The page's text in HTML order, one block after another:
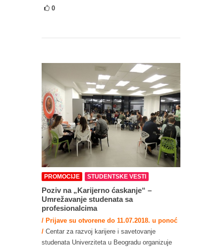
0
PROMOCIJE STUDENTSKE VESTI
Poziv na „Karijerno ćaskanje“ –
Umrežavanje studenata sa
profesionalcima
/ Prijave su otvorene do 11.07.2018. u ponoć
/ Centar za razvoj karijere i savetovanje
studenata Univerziteta u Beogradu organizuje